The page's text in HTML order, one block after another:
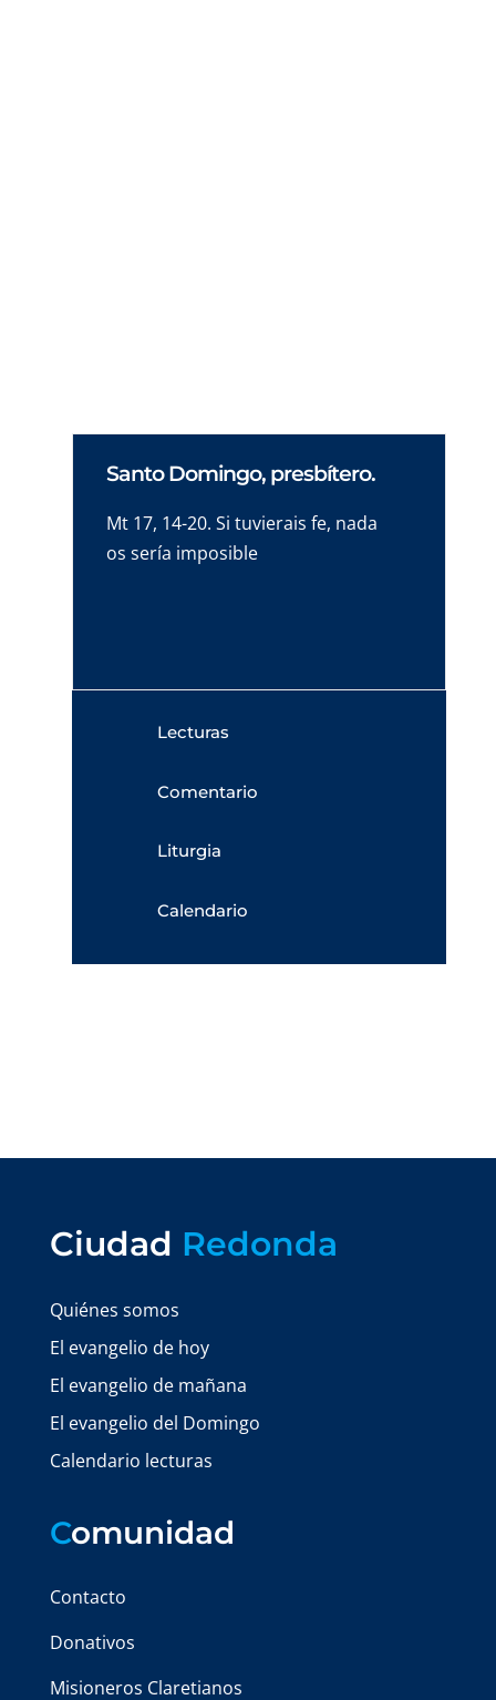
Santo Domingo, presbítero.
Mt 17, 14-20. Si tuvierais fe, nada
os sería imposible
Lecturas
Comentario
Liturgia
Calendario
Ciudad Redonda
Quiénes somos
El evangelio de hoy
El evangelio de mañana
El evangelio del Domingo
Calendario lecturas
Comunidad
Contacto
Donativos
Misioneros Claretianos